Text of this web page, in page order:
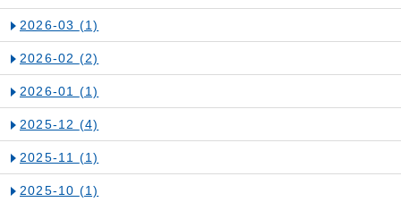
2026-03 (1)
2026-02 (2)
2026-01 (1)
2025-12 (4)
2025-11 (1)
2025-10 (1)